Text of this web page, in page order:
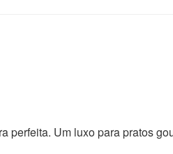
perfeita. Um luxo para pratos